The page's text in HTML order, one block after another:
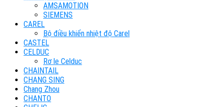
AMSAMOTION
SIEMENS
CAREL
Bộ điều khiển nhiệt độ Carel
CASTEL
CELDUC
Rơ le Celduc
CHAINTAIL
CHANG SING
Chang Zhou
CHANTO